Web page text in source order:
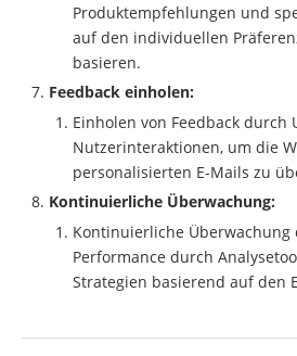
Produktempfehlungen und
auf den individuellen
basieren.
Feedback einholen:
Einholen von Feedback
Nutzerinteraktionen, um die
personalisierten E-Mails zu
Kontinuierliche Überwachung:
Kontinuierliche Überwachung
Performance durch
Strategien basierend auf den